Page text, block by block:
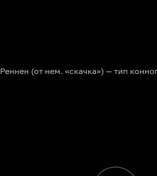
Реннен (от нем. «скачка») — тип